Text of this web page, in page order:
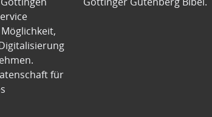
für